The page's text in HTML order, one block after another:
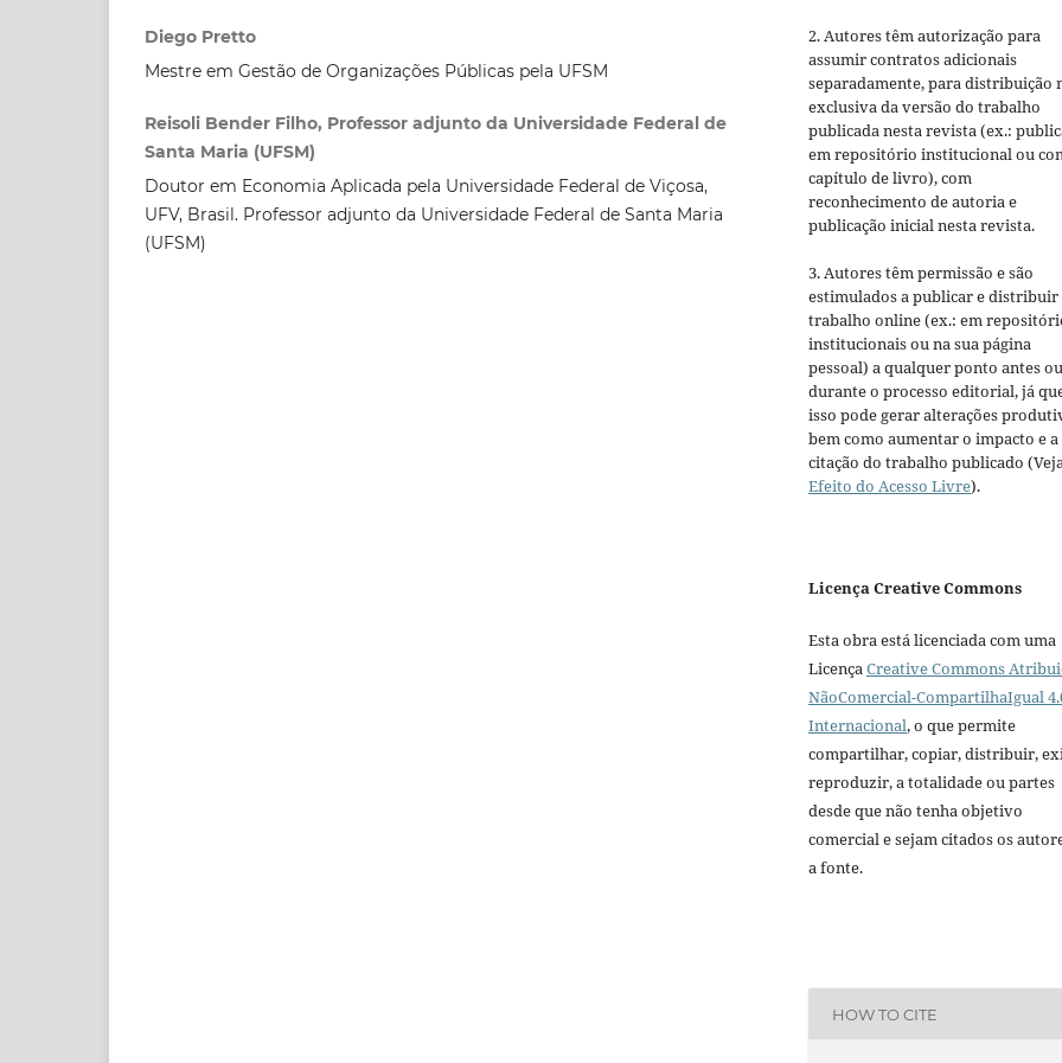
Diego Pretto
Mestre em Gestão de Organizações Públicas pela UFSM
Reisoli Bender Filho, Professor adjunto da Universidade Federal de
Santa Maria (UFSM)
Doutor em Economia Aplicada pela Universidade Federal de Viçosa,
UFV, Brasil. Professor adjunto da Universidade Federal de Santa Maria
(UFSM)
2. Autores têm autorização para
assumir contratos adicionais
separadamente, para distribuição
exclusiva da versão do trabalho
publicada nesta revista (ex.:
em repositório institucional ou
capítulo de livro), com
reconhecimento de autoria e
publicação inicial nesta revista.
3. Autores têm permissão e são
estimulados a publicar e distribuir
trabalho online (ex.: em
institucionais ou na sua página
pessoal) a qualquer ponto antes ou
durante o processo editorial, já
isso pode gerar alterações
bem como aumentar o impacto e a
citação do trabalho publicado
Efeito do Acesso Livre).
Licença Creative Commons
Esta obra está licenciada com uma
LicençaCreative Commons
NãoComercial-CompartilhaIgual
Internacional, o que permite
compartilhar, copiar, distribuir,
reproduzir, a totalidade ou partes
desde que não tenha objetivo
comercial e sejam citados os
a fonte.
HOW TO CITE